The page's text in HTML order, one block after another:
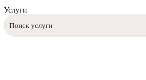
Услуги